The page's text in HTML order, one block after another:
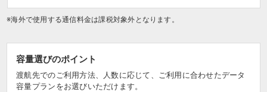
※海外で使用する通信料金は課税対象外となります。
容量選びのポイント
渡航先でのご利用方法、人数に応じて、ご利用に合わせたデータ
容量プランをお選びいただけます。